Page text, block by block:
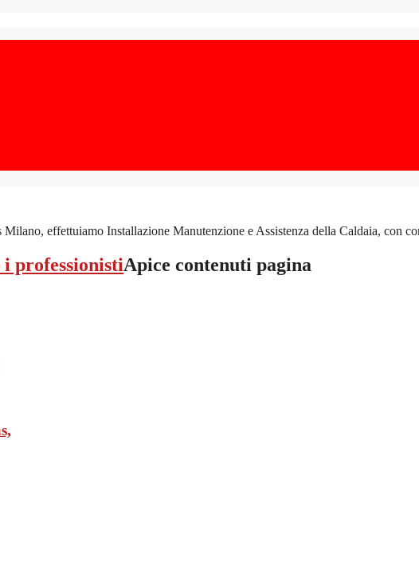
Milano, effettuiamo Installazione Manutenzione e Assistenza della Caldaia,
Apice contenuti pagina